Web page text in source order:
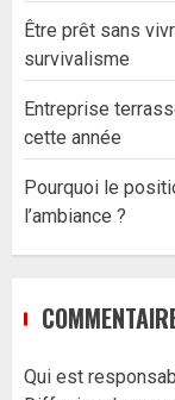
Être prêt sans
survivalisme
Entreprise
cette année
Pourquoi le
l’ambiance ?
Qui est